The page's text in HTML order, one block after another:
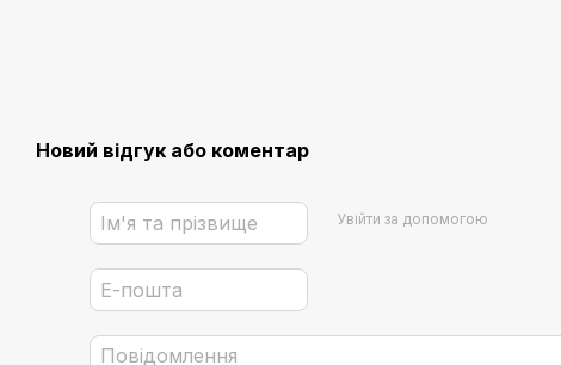
Новий відгук або коментар
Увійти за допомогою